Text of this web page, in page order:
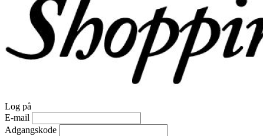
Log på
E-mail
Adgangskode